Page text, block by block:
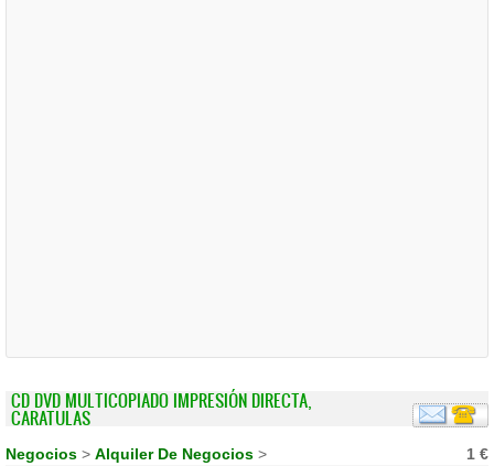
CD DVD MULTICOPIADO IMPRESIÓN DIRECTA,
CARATULAS
1 €
Negocios > Alquiler De Negocios >